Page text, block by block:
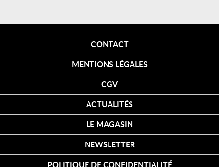
CONTACT
MENTIONS LÉGALES
CGV
ACTUALITÉS
LE MAGASIN
NEWSLETTER
POLITIQUE DE CONFIDENTIALITÉ